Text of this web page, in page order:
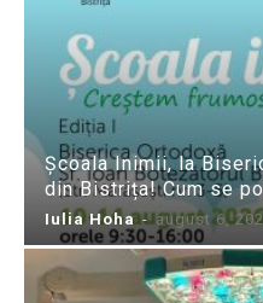
Școala Inimii, la
din Bistrița! Cum se
Iulia Hoha - august 6,